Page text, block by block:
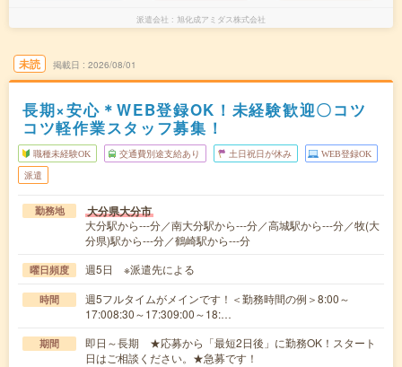
派遣会社 旭化成アミダス株式会社
未読 掲載日 2026/08/01
長期×安心＊WEB登録OK！未経験歓迎〇コツ
コツ軽作業スタッフ募集！
職種未経験OK 交通費別途支給あり 土日祝日が休み WEB登録OK
派遣
勤務地 大分県大分市
大分駅から---分／南大分駅から---分／高城駅から---分／牧(大
分県)駅から---分／鶴崎駅から---分
曜日頻度 週5日 ※派遣先による
時間
週5フルタイムがメインです！＜勤務時間の例＞8:00～
17:008:30～17:309:00～18:…
期間
即日～長期 ★応募から「最短2日後」に勤務OK！スタート
日はご相談ください。★急募です！